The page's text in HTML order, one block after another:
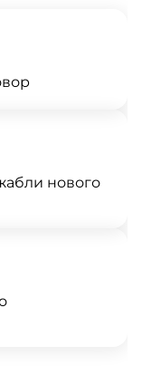
нового